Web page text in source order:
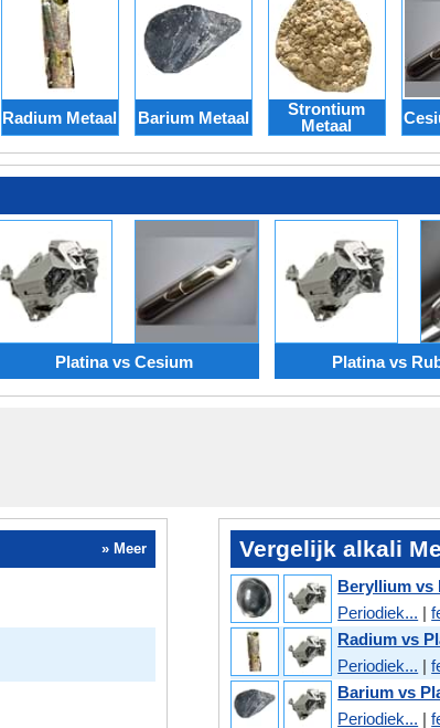
Radium Metaal Barium Metaal
Strontium
Metaal
Platina vs Cesium Platina vs
» Meer Vergelijk alkali
Beryllium vs
Periodiek... |
Radium vs
Periodiek... |
Barium vs
Periodiek... |